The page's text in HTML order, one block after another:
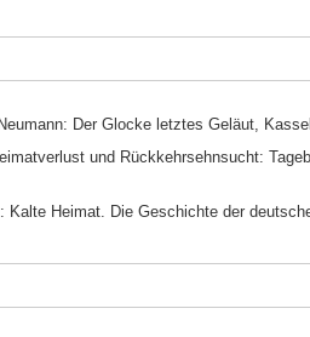
Der Glocke letztes Geläut,
und Rückkehrsehnsucht:
Kalte Heimat. Die Geschichte der